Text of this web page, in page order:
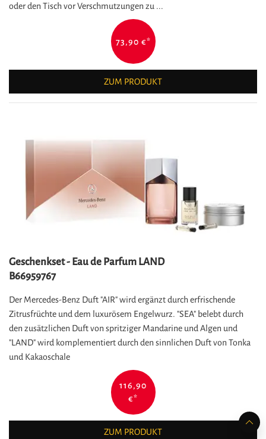
oder den Tisch vor Verschmutzungen zu ...
73,90 €*
ZUM PRODUKT
Geschenkset - Eau de Parfum LAND
B66959767
Der Mercedes-Benz Duft "AIR" wird ergänzt durch erfrischende
Zitrusfrüchte und dem luxurösem Engelwurz. "SEA" belebt durch
den zusätzlichen Duft von spritziger Mandarine und Algen und
"LAND" wird komplementiert durch den sinnlichen Duft von Tonka
und Kakaoschale
116,90
€*
ZUM PRODUKT